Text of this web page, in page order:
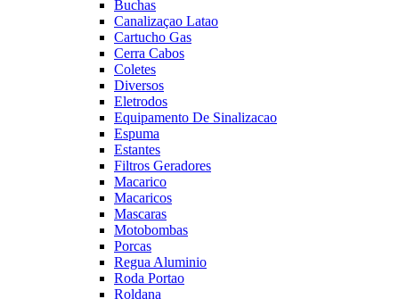
Buchas
Canalizaçao Latao
Cartucho Gas
Cerra Cabos
Coletes
Diversos
Eletrodos
Equipamento De Sinalizacao
Espuma
Estantes
Filtros Geradores
Macarico
Macaricos
Mascaras
Motobombas
Porcas
Regua Aluminio
Roda Portao
Roldana